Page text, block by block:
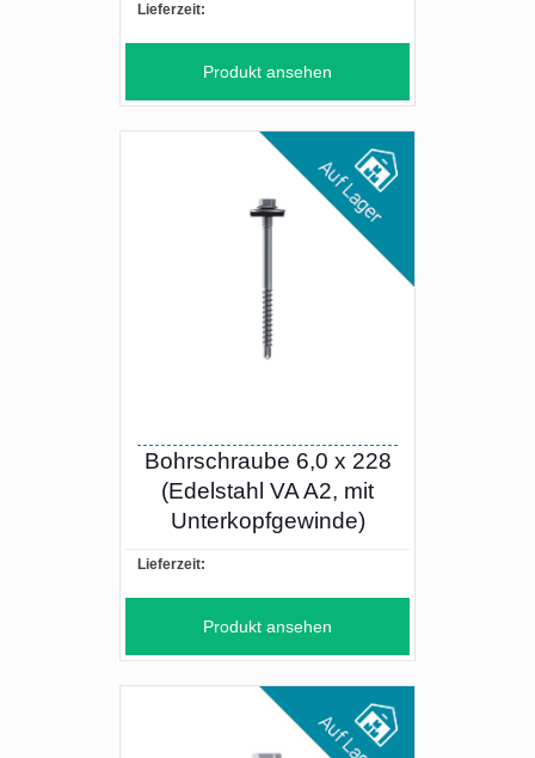
Lieferzeit:
Produkt ansehen
Bohrschraube 6,0 x 228
(Edelstahl VA A2, mit
Unterkopfgewinde)
Lieferzeit:
Produkt ansehen